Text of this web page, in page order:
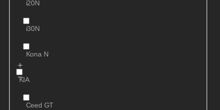
i20N
i30N
Kona N
KIA
Ceed GT